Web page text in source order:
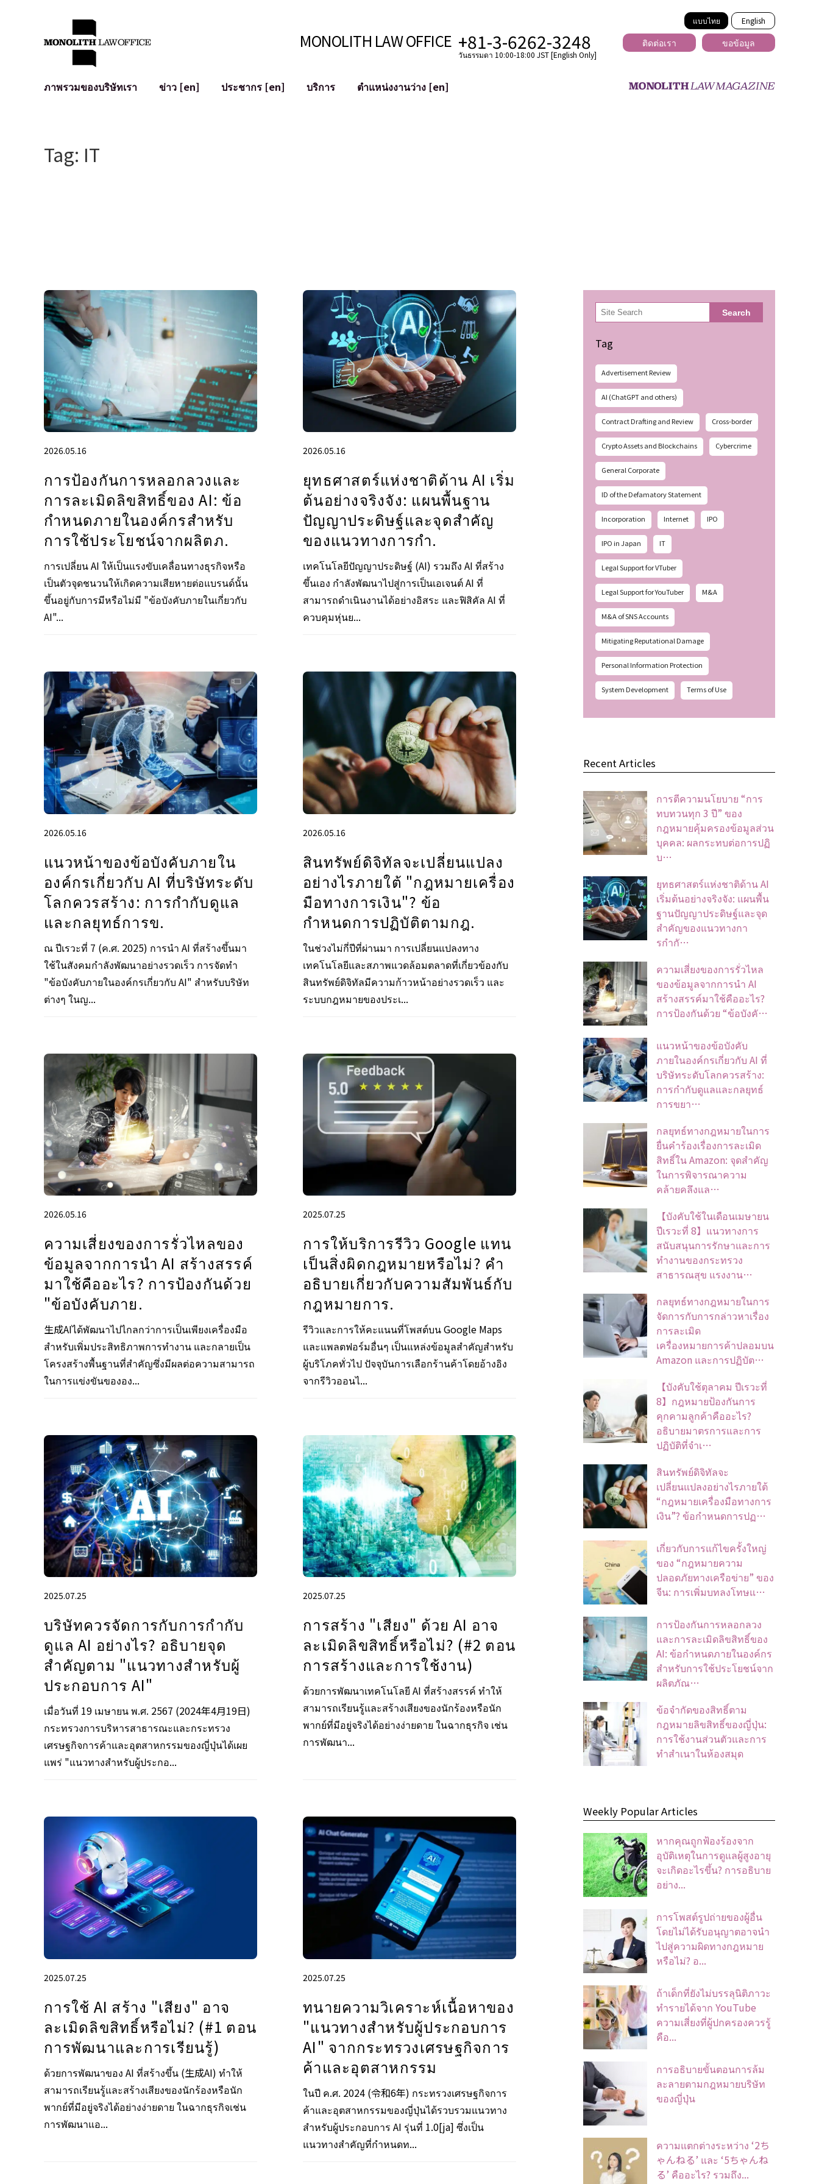
แบบไทย English
MONOLITH LAW OFFICE +81-3-6262-3248
วันธรรมดา 10:00-18:00 JST [English Only]
ติดต่อเรา ขอข้อมูล
ภาพรวมของบริษัทเรา
พันธมิตรระดับโลก [en]
การเข้าถึง
ข่าว [en] ประชากร [en]
บริการ
M&A
การเสนอขายหุ้น IPO ในญี่ปุ่น
ตำแหน่งงานว่าง [en]
Tag: IT
2026.05.16
การป้องกันการหลอกลวงและ
การละเมิดลิขสิทธิ์ของ AI: ข้อ
กำหนดภายในองค์กรสำหรับ
การใช้ประโยชน์จากผลิตภ.
การเปลี่ยน AI ให้เป็นแรงขับเคลื่อนทางธุรกิจหรือ
เป็นตัวจุดชนวนให้เกิดความเสียหายต่อแบรนด์นั้น
ขึ้นอยู่กับการมีหรือไม่มี "ข้อบังคับภายในเกี่ยวกับ
AI"...
2026.05.16
ยุทธศาสตร์แห่งชาติด้าน AI เริ่ม
ต้นอย่างจริงจัง: แผนพื้นฐาน
ปัญญาประดิษฐ์และจุดสำคัญ
ของแนวทางการกำ.
เทคโนโลยีปัญญาประดิษฐ์ (AI) รวมถึง AI ที่สร้าง
ขึ้นเอง กำลังพัฒนาไปสู่การเป็นเอเจนต์ AI ที่
สามารถดำเนินงานได้อย่างอิสระ และฟิสิคัล AI ที่
ควบคุมหุ่นย...
2026.05.16
แนวหน้าของข้อบังคับภายใน
องค์กรเกี่ยวกับ AI ที่บริษัทระดับ
โลกควรสร้าง: การกำกับดูแล
และกลยุทธ์การข.
ณ ปีเรวะที่ 7 (ค.ศ. 2025) การนำ AI ที่สร้างขึ้นมา
ใช้ในสังคมกำลังพัฒนาอย่างรวดเร็ว การจัดทำ
"ข้อบังคับภายในองค์กรเกี่ยวกับ AI" สำหรับบริษัท
ต่างๆ ในญ...
2026.05.16
สินทรัพย์ดิจิทัลจะเปลี่ยนแปลง
อย่างไรภายใต้ "กฎหมายเครื่อง
มือทางการเงิน"? ข้อ
กำหนดการปฏิบัติตามกฎ.
ในช่วงไม่กี่ปีที่ผ่านมา การเปลี่ยนแปลงทาง
เทคโนโลยีและสภาพแวดล้อมตลาดที่เกี่ยวข้องกับ
สินทรัพย์ดิจิทัลมีความก้าวหน้าอย่างรวดเร็ว และ
ระบบกฎหมายของประเ...
2026.05.16
ความเสี่ยงของการรั่วไหลของ
ข้อมูลจากการนำ AI สร้างสรรค์
มาใช้คืออะไร? การป้องกันด้วย
"ข้อบังคับภาย.
生成AIได้พัฒนาไปไกลกว่าการเป็นเพียงเครื่องมือ
สำหรับเพิ่มประสิทธิภาพการทำงาน และกลายเป็น
โครงสร้างพื้นฐานที่สำคัญซึ่งมีผลต่อความสามารถ
ในการแข่งขันขององ...
2025.07.25
การให้บริการรีวิว Google แทน
เป็นสิ่งผิดกฎหมายหรือไม่? คํา
อธิบายเกี่ยวกับความสัมพันธ์กับ
กฎหมายการ.
รีวิวและการให้คะแนนที่โพสต์บน Google Maps
และแพลตฟอร์มอื่นๆ เป็นแหล่งข้อมูลสำคัญสำหรับ
ผู้บริโภคทั่วไป ปัจจุบันการเลือกร้านค้าโดยอ้างอิง
จากรีวิวออนไ...
2025.07.25
บริษัทควรจัดการกับการกํากับ
ดูแล AI อย่างไร? อธิบายจุด
สําคัญตาม "แนวทางสําหรับผู้
ประกอบการ AI"
เมื่อวันที่ 19 เมษายน พ.ศ. 2567 (2024年4月19日)
กระทรวงการบริหารสาธารณะและกระทรวง
เศรษฐกิจการค้าและอุตสาหกรรมของญี่ปุ่นได้เผย
แพร่ "แนวทางสำหรับผู้ประกอ...
2025.07.25
การสร้าง "เสียง" ด้วย AI อาจ
ละเมิดลิขสิทธิ์หรือไม่? (#2 ตอน
การสร้างและการใช้งาน)
ด้วยการพัฒนาเทคโนโลยี AI ที่สร้างสรรค์ ทำให้
สามารถเรียนรู้และสร้างเสียงของนักร้องหรือนัก
พากย์ที่มีอยู่จริงได้อย่างง่ายดาย ในฉากธุรกิจ เช่น
การพัฒนา...
2025.07.25
การใช้ AI สร้าง "เสียง" อาจ
ละเมิดลิขสิทธิ์หรือไม่? (#1 ตอน
การพัฒนาและการเรียนรู้)
ด้วยการพัฒนาของ AI ที่สร้างขึ้น (生成AI) ทำให้
สามารถเรียนรู้และสร้างเสียงของนักร้องหรือนัก
พากย์ที่มีอยู่จริงได้อย่างง่ายดาย ในฉากธุรกิจเช่น
การพัฒนาแอ...
2025.07.25
ทนายความวิเคราะห์เนื้อหาของ
"แนวทางสําหรับผู้ประกอบการ
AI" จากกระทรวงเศรษฐกิจการ
ค้าและอุตสาหกรรม
ในปี ค.ศ. 2024 (令和6年) กระทรวงเศรษฐกิจการ
ค้าและอุตสาหกรรมของญี่ปุ่นได้รวบรวมแนวทาง
สำหรับผู้ประกอบการ AI รุ่นที่ 1.0[ja] ซึ่งเป็น
แนวทางสำคัญที่กำหนดท...
検
索 Search
Tag
Advertisement Review
AI (ChatGPT and others)
Contract Drafting and Review Cross-border
Crypto Assets and Blockchains Cybercrime
General Corporate
ID of the Defamatory Statement
Incorporation Internet IPO
IPO in Japan IT
Legal Support for VTuber
Legal Support for YouTuber M&A
M&A of SNS Accounts
Mitigating Reputational Damage
Personal Information Protection
System Development Terms of Use
Recent Articles
การตีความนโยบาย “การ
ทบทวนทุก 3 ปี” ของ
กฎหมายคุ้มครองข้อมูลส่วน
บุคคล: ผลกระทบต่อการปฏิ
บ…
ยุทธศาสตร์แห่งชาติด้าน AI
เริ่มต้นอย่างจริงจัง: แผนพื้น
ฐานปัญญาประดิษฐ์และจุด
สำคัญของแนวทางกา
รกำกั…
ความเสี่ยงของการรั่วไหล
ของข้อมูลจากการนำ AI
สร้างสรรค์มาใช้คืออะไร?
การป้องกันด้วย “ข้อบังคั…
แนวหน้าของข้อบังคับ
ภายในองค์กรเกี่ยวกับ AI ที่
บริษัทระดับโลกควรสร้าง:
การกำกับดูแลและกลยุทธ์
การขยา…
กลยุทธ์ทางกฎหมายในการ
ยื่นคำร้องเรื่องการละเมิด
สิทธิ์ใน Amazon: จุดสำคัญ
ในการพิจารณาความ
คล้ายคลึงแล…
【บังคับใช้ในเดือนเมษายน
ปีเรวะที่ 8】แนวทางการ
สนับสนุนการรักษาและการ
ทำงานของกระทรวง
สาธารณสุข แรงงาน…
กลยุทธ์ทางกฎหมายในการ
จัดการกับการกล่าวหาเรื่อง
การละเมิด
เครื่องหมายการค้าปลอมบน
Amazon และการปฏิบัต…
【บังคับใช้ตุลาคม ปีเรวะที่
8】กฎหมายป้องกันการ
คุกคามลูกค้าคืออะไร?
อธิบายมาตรการและการ
ปฏิบัติที่จำเ…
สินทรัพย์ดิจิทัลจะ
เปลี่ยนแปลงอย่างไรภายใต้
“กฎหมายเครื่องมือทางการ
เงิน”? ข้อกำหนดการปฏ…
เกี่ยวกับการแก้ไขครั้งใหญ่
ของ “กฎหมายความ
ปลอดภัยทางเครือข่าย” ของ
จีน: การเพิ่มบทลงโทษแ…
การป้องกันการหลอกลวง
และการละเมิดลิขสิทธิ์ของ
AI: ข้อกำหนดภายในองค์กร
สำหรับการใช้ประโยชน์จาก
ผลิตภัณ…
ข้อจํากัดของสิทธิ์ตาม
กฎหมายลิขสิทธิ์ของญี่ปุ่น:
การใช้งานส่วนตัวและการ
ทําสําเนาในห้องสมุด
Weekly Popular Articles
หากคุณถูกฟ้องร้องจาก
อุบัติเหตุในการดูแลผู้สูงอายุ
จะเกิดอะไรขึ้น? การอธิบาย
อย่าง...
การโพสต์รูปถ่ายของผู้อื่น
โดยไม่ได้รับอนุญาตอาจนํา
ไปสู่ความผิดทางกฎหมาย
หรือไม่? อ...
ถ้าเด็กที่ยังไม่บรรลุนิติภาวะ
ทำรายได้จาก YouTube
ความเสี่ยงที่ผู้ปกครองควรรู้
คือ...
การอธิบายขั้นตอนการล้ม
ละลายตามกฎหมายบริษัท
ของญี่ปุ่น
ความแตกต่างระหว่าง ‘2ち
ゃんねる’ และ ‘5ちゃんね
る’ คืออะไร? รวมถึง...